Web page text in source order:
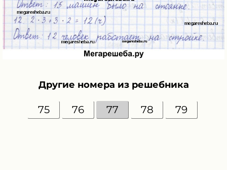
Другие номера из решебника
75 76 77 78 79